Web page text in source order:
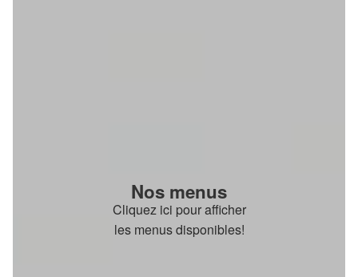
Nos menus
Cliquez ici pour afficher
les menus disponibles!